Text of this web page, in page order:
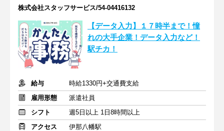
株式会社スタッフサービス/54-04416132
【データ入力】１７時半まで！憧
れの大手企業！データ入力など！
駅チカ！
給与
時給1330円+交通費支給
雇用形態
派遣社員
シフト
週5日以上 1日8時間以上
アクセス
伊那八幡駅